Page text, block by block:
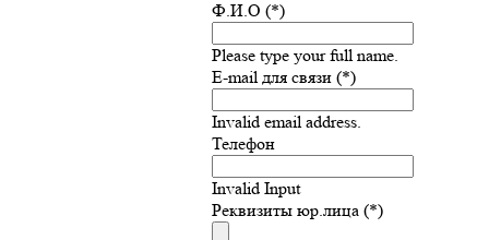
Ф.И.О (*)
Please type your full name.
E-mail для связи (*)
Invalid email address.
Телефон
Invalid Input
Реквизиты юр.лица (*)